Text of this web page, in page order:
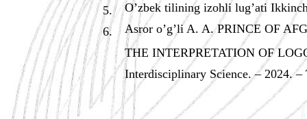
5.
O’zbek tilining izohli lug’ati
6.
Asror o’g’li A. A. PRINCE OF
THE INTERPRETATION OF
Interdisciplinary Science. – 2024.